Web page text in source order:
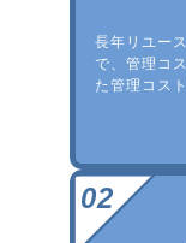
長年リユー
で、管理コ
た管理コス